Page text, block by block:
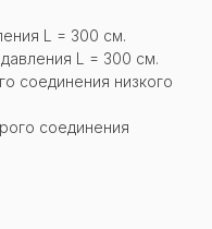
L = 300 см.
L = 300 см.
соединения низкого
соединения